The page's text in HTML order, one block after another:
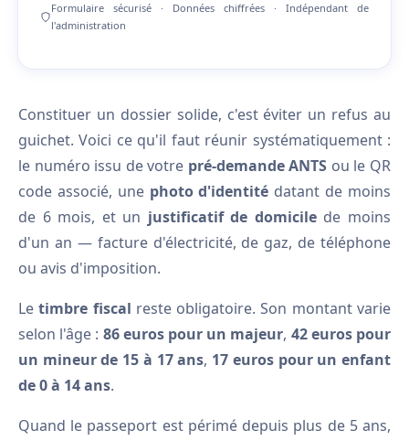
Formulaire sécurisé · Données chiffrées · Indépendant de
l'administration
Constituer un dossier solide, c'est éviter un refus au
guichet. Voici ce qu'il faut réunir systématiquement :
le numéro issu de votre pré-demande ANTS ou le QR
code associé, une photo d'identité datant de moins
de 6 mois, et un justificatif de domicilede moins
d'un an — facture d'électricité, de gaz, de téléphone
ou avis d'imposition.
Letimbre fiscal reste obligatoire. Son montant varie
selon l'âge : 86 euros pour un majeur, 42 euros pour
un mineur de 15 à 17 ans, 17 euros pour un enfant
de 0 à 14 ans.
Quand le passeport est périmé depuis plus de 5 ans,